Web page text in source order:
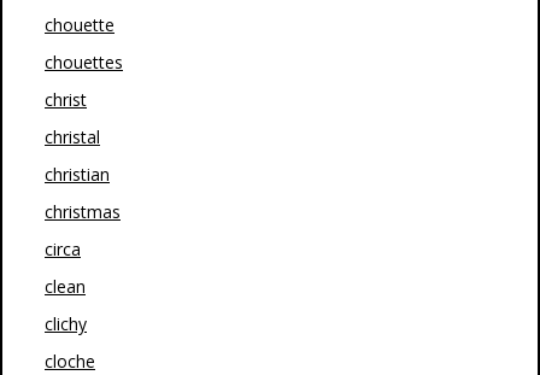
chouette
chouettes
christ
christal
christian
christmas
circa
clean
clichy
cloche